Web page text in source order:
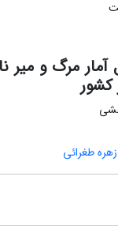
مرگ و میر
کشور
زهره طغرائی